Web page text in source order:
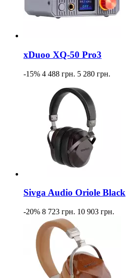
xDuoo XQ-50 Pro3
-15% 4 488 грн. 5 280 грн.
Sivga Audio Oriole Black
-20% 8 723 грн. 10 903 грн.